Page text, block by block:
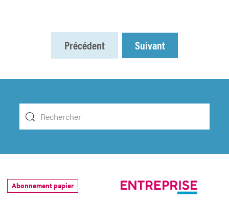
Précédent Suivant
Abonnement papier